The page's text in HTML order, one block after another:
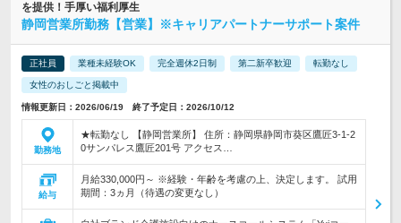
を提供！手厚い福利厚生
静岡営業所勤務【営業】※キャリアパートナーサポート案件
正社員 業種未経験OK 完全週休2日制 第二新卒歓迎 転勤なし
女性のおしごと掲載中
情報更新日：2026/06/19 終了予定日：2026/10/12
勤務地
★転勤なし 【静岡営業所】 住所：静岡県静岡市葵区鷹匠3-1-2
0サンパレス鷹匠201号 アクセス…
給与
月給330,000円～ ※経験・年齢を考慮の上、決定します。 試用
期間：3ヵ月（待遇の変更なし）